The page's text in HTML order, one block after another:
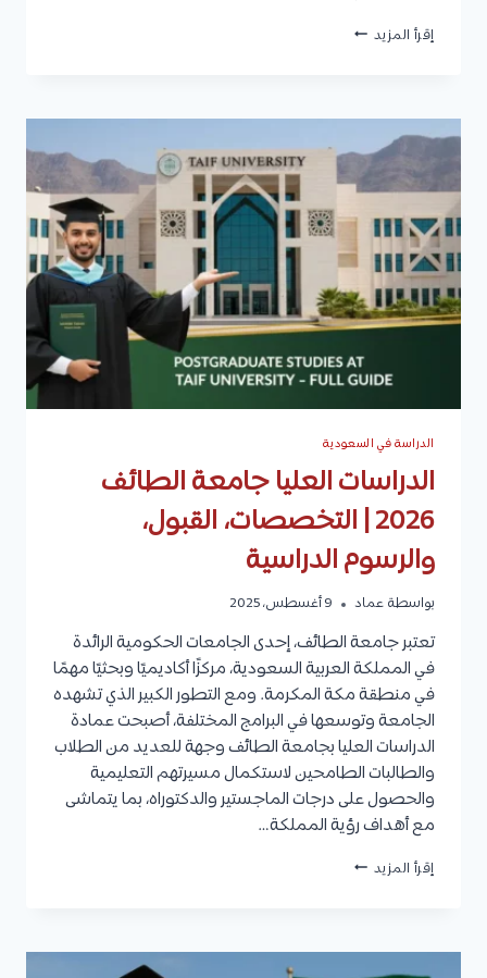
إقرأ المزيد تخصصات
وشروط
والرسوم
الدراسية
الدراسة في السعودية
الدراسات العليا جامعة الطائف
2026 | التخصصات، القبول،
والرسوم الدراسية
بواسطة عماد 9 أغسطس، 2025
تعتبر جامعة الطائف، إحدى الجامعات الحكومية الرائدة
في المملكة العربية السعودية، مركزًا أكاديميًا وبحثيًا مهمًا
في منطقة مكة المكرمة. ومع التطور الكبير الذي تشهده
الجامعة وتوسعها في البرامج المختلفة، أصبحت عمادة
الدراسات العليا بجامعة الطائف وجهة للعديد من الطلاب
والطالبات الطامحين لاستكمال مسيرتهم التعليمية
والحصول على درجات الماجستير والدكتوراه، بما يتماشى
مع أهداف رؤية المملكة…
إقرأ المزيد الدراسات
2026